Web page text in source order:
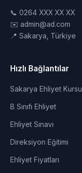
📞 0264 XXX XX XX
✉️ admin@ad.com
📍 Sakarya, Türkiye
Hızlı Bağlantılar
Sakarya Ehliyet Kursu
B Sınıfı Ehliyet
Ehliyet Sınavı
Direksiyon Eğitimi
Ehliyet Fiyatları